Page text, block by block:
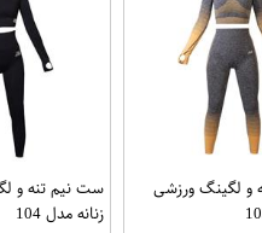
و لگینگ ورزشی
ست نیم تنه و
زنانه مدل 104